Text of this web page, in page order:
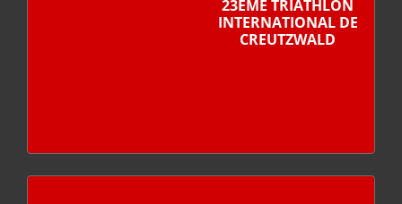
23ÈME TRIATHLON
INTERNATIONAL DE
CREUTZWALD